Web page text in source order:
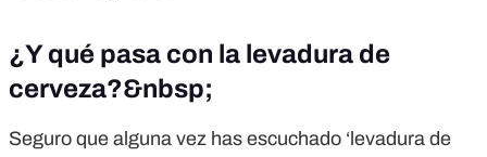
¿Y qué pasa con la levadura de
cerveza?&nbsp;
Seguro que alguna vez has escuchado ‘levadura de